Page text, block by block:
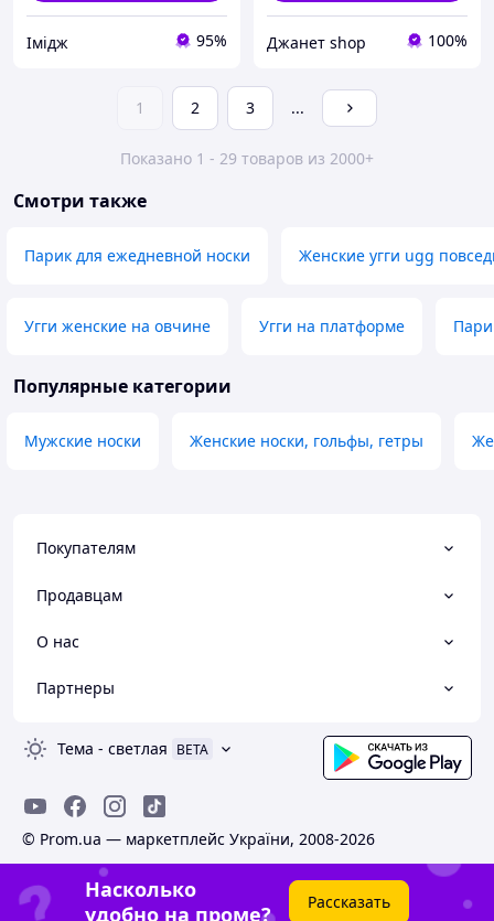
Імідж 95% Джанет shop 100%
1 2 3 ...
Показано 1 - 29 товаров из 2000+
Смотри также
Парик для ежедневной носки Женские угги ugg
Угги женские на овчине Угги на платформе
Популярные категории
Мужские носки Женские носки, гольфы, гетры
Покупателям
Продавцам
О нас
Партнеры
Тема - светлая BETA
© Prom.ua — маркетплейс України, 2008-2026
Насколько
удобно на проме?
Рассказать